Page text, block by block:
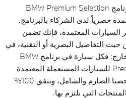
تتوفر سيارات برنامج BMW Premium Selection
حصرياً لدى الشركاء بالبرنامج.
المعتمدة، فإنك تضمن
حيث التفاصيل البصرية أو التقنية، في
الداخل أو في الخارج: فكل سيارة في برنامج BMW
Premium Selection للسيارات المستعملة المعتمدة
اجتازت بنجاح فحصنا الصارم والشامل، وتتفق 100%
التي نلتزم بها.